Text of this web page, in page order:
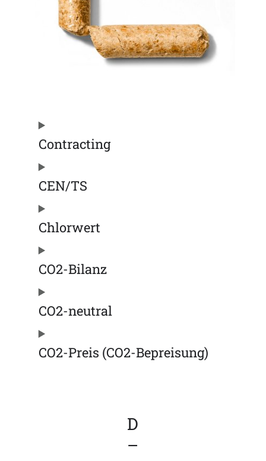
Contracting
CEN/TS
Chlorwert
CO2-Bilanz
CO2-neutral
CO2-Preis (CO2-Bepreisung)
D
–